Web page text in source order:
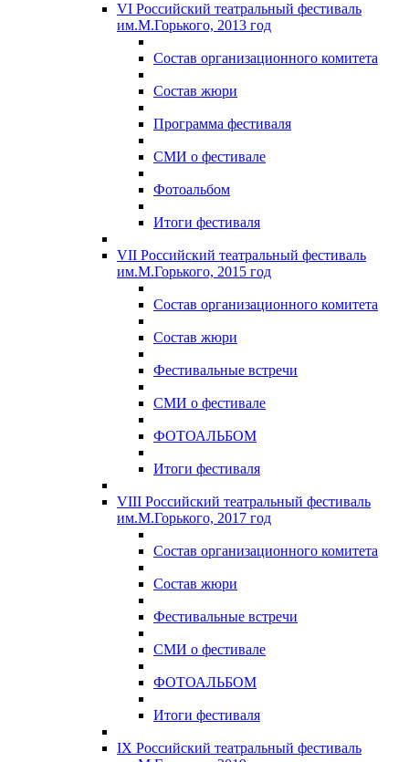
VI Российский театральный фестиваль
им.М.Горького, 2013 год
Состав организационного комитета
Состав жюри
Программа фестиваля
СМИ о фестивале
Фотоальбом
Итоги фестиваля
VII Российский театральный фестиваль
им.М.Горького, 2015 год
Состав организационного комитета
Состав жюри
Фестивальные встречи
СМИ о фестивале
ФОТОАЛЬБОМ
Итоги фестиваля
VIII Российский театральный фестиваль
им.М.Горького, 2017 год
Состав организационного комитета
Состав жюри
Фестивальные встречи
СМИ о фестивале
ФОТОАЛЬБОМ
Итоги фестиваля
IX Российский театральный фестиваль